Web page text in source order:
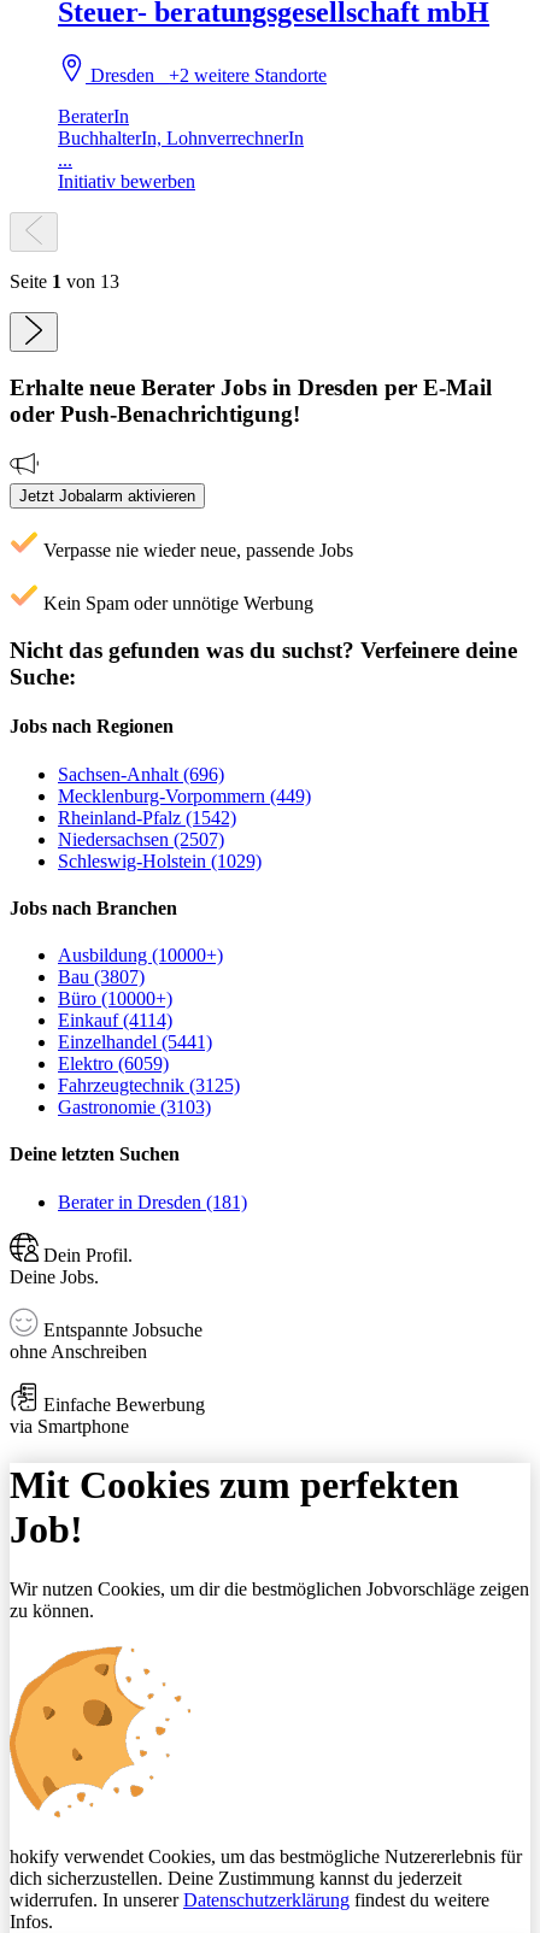
Steuer- beratungsgesellschaft mbH
Dresden+2 weitere Standorte
BeraterIn
BuchhalterIn, LohnverrechnerIn
...
Initiativ bewerben
Seite 1 von 13
Erhalte neue Berater Jobs in Dresden per E-Mail
oder Push-Benachrichtigung!
Jetzt Jobalarm aktivieren
Verpasse nie wieder neue, passende Jobs
Kein Spam oder unnötige Werbung
Nicht das gefunden was du suchst? Verfeinere deine
Suche:
Jobs nach Regionen
Sachsen-Anhalt (696)
Mecklenburg-Vorpommern (449)
Rheinland-Pfalz (1542)
Niedersachsen (2507)
Schleswig-Holstein (1029)
Jobs nach Branchen
Ausbildung (10000+)
Bau (3807)
Büro (10000+)
Einkauf (4114)
Einzelhandel (5441)
Elektro (6059)
Fahrzeugtechnik (3125)
Gastronomie (3103)
Deine letzten Suchen
Berater in Dresden (181)
Dein Profil.
Deine Jobs.
Entspannte Jobsuche
ohne Anschreiben
Einfache Bewerbung
via Smartphone
Mit Cookies zum perfekten
Job!
Wir nutzen Cookies, um dir die bestmöglichen Jobvorschläge zeigen
zu können.
hokify verwendet Cookies, um das bestmögliche Nutzererlebnis für
dich sicherzustellen. Deine Zustimmung kannst du jederzeit
widerrufen. In unsererDatenschutzerklärung findest du weitere
Infos.